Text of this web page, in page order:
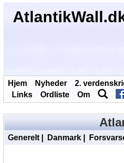
Hjem Nyheder 2.
Links
Ordliste Om
Generelt| Danmark|